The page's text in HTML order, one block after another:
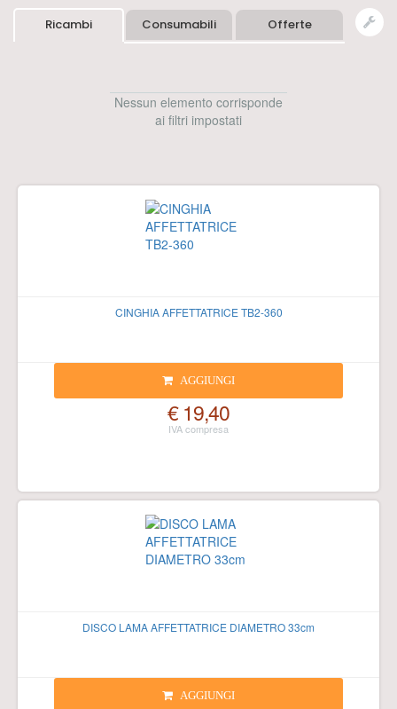
Ricambi Consumabili Offerte
Nessun elemento corrisponde
ai filtri impostati
CINGHIA AFFETTATRICE TB2-360
AGGIUNGI
€ 19,40
DISCO LAMA AFFETTATRICE DIAMETRO 33cm
AGGIUNGI